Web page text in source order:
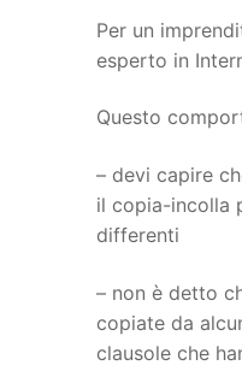
Per un
esperto in
Questo
– devi capire
il copia-incolla
differenti
– non è detto
copiate da
clausole che